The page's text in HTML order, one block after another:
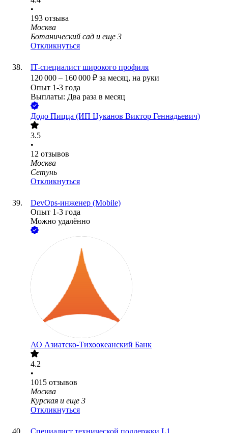
•
193 отзыва
Москва
Ботанический сад и еще 3
Откликнуться
IT-специалист широкого профиля
120 000 – 160 000 ₽ за месяц, на руки
Опыт 1-3 года
Выплаты: Два раза в месяц
Додо Пицца (ИП Цуканов Виктор Геннадьевич)
3.5
•
12 отзывов
Москва
Сетунь
Откликнуться
DevOps-инженер (Mobile)
Опыт 1-3 года
Можно удалённо
АО Азиатско-Тихоокеанский Банк
4.2
•
1015 отзывов
Москва
Курская и еще 3
Откликнуться